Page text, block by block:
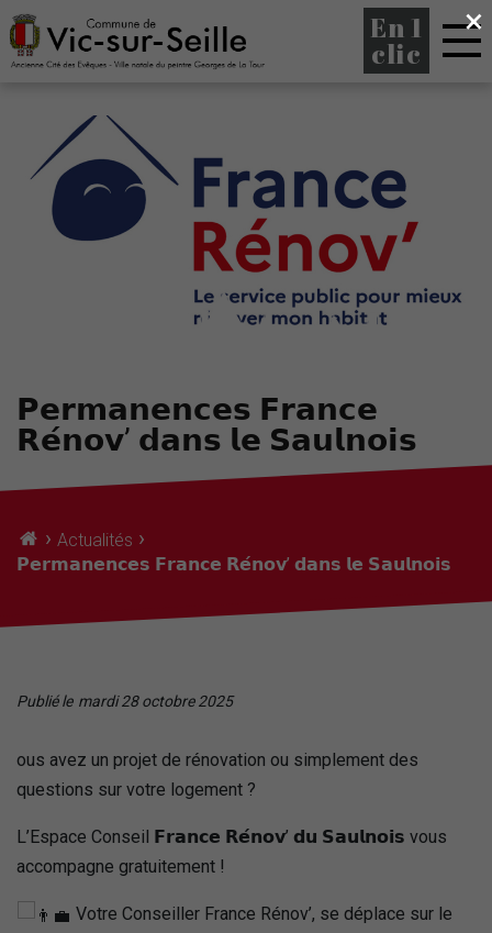
En 1
clic
𝗣𝗲𝗿𝗺𝗮𝗻𝗲𝗻𝗰𝗲𝘀 𝗙𝗿𝗮𝗻𝗰𝗲
𝗥𝗲́𝗻𝗼𝘃’ 𝗱𝗮𝗻𝘀 𝗹𝗲 𝗦𝗮𝘂𝗹𝗻𝗼𝗶𝘀
› Actualités ›
𝗣𝗲𝗿𝗺𝗮𝗻𝗲𝗻𝗰𝗲𝘀 𝗙𝗿𝗮𝗻𝗰𝗲 𝗥𝗲́𝗻𝗼𝘃’ 𝗱𝗮𝗻𝘀 𝗹𝗲 𝗦𝗮𝘂𝗹𝗻𝗼𝗶𝘀
Publié le mardi 28 octobre 2025
ous avez un projet de rénovation ou simplement des
questions sur votre logement ?
L’Espace Conseil 𝗙𝗿𝗮𝗻𝗰𝗲 𝗥𝗲́𝗻𝗼𝘃’ 𝗱𝘂 𝗦𝗮𝘂𝗹𝗻𝗼𝗶𝘀 vous
accompagne gratuitement !
Votre Conseiller France Rénov’, se déplace sur le
×